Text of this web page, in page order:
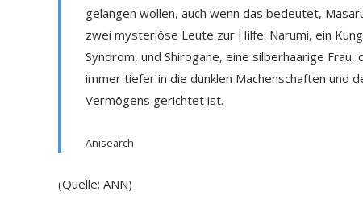
gelangen wollen, auch wenn das bedeutet,
zwei mysteriöse Leute zur Hilfe: Narumi, ein
Syndrom, und Shirogane, eine silberhaarige
immer tiefer in die dunklen Machenschaften und
Vermögens gerichtet ist.
Anisearch
(Quelle: ANN)